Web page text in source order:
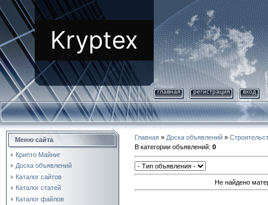
Kryptex
главная регистрация вход
Меню сайта
Крипто Майниг
Доска объявлений
Каталог сайтов
Каталог статей
Каталог файлов
Главная » Доска объявлений »
В категории объявлений: 0
Не найдено